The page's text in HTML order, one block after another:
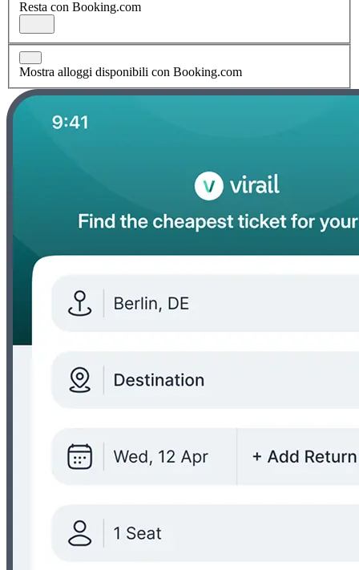
Resta con Booking.com
Mostra alloggi disponibili con Booking.com